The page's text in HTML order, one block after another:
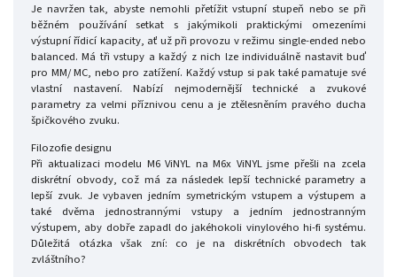
Je navržen tak, abyste nemohli přetížit vstupní stupeň nebo se při
běžném používání setkat s jakýmikoli praktickými omezeními
výstupní řídicí kapacity, ať už při provozu v režimu single-ended nebo
balanced. Má tři vstupy a každý z nich lze individuálně nastavit buď
pro MM/ MC, nebo pro zatížení. Každý vstup si pak také pamatuje své
vlastní nastavení. Nabízí nejmodernější technické a zvukové
parametry za velmi příznivou cenu a je ztělesněním pravého ducha
špičkového zvuku.
Filozofie designu
Při aktualizaci modelu M6 ViNYL na M6x ViNYL jsme přešli na zcela
diskrétní obvody, což má za následek lepší technické parametry a
lepší zvuk. Je vybaven jedním symetrickým vstupem a výstupem a
také dvěma jednostrannými vstupy a jedním jednostranným
výstupem, aby dobře zapadl do jakéhokoli vinylového hi-fi systému.
Důležitá otázka však zní: co je na diskrétních obvodech tak
zvláštního?